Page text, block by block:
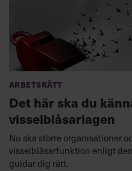
Arbetsrätt
Det här ska du
visselblåsarlagen
Nu ska större organisationer
visselblåsarfunktion enligt
guidar dig rätt.